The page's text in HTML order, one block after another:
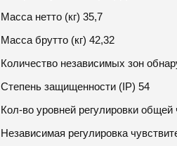
Масса нетто (кг) 35,7
Масса брутто (кг) 42,32
Количество независимых зон
Степень защищенности (IP) 54
Кол-во уровней регулировки общей
Независимая регулировка